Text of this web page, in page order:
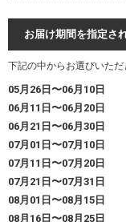
お届け期間を指定さ
下記の中からお選びいただ
05月26日〜06月10日
06月11日〜06月20日
06月21日〜06月30日
07月01日〜07月10日
07月11日〜07月20日
07月21日〜07月31日
08月01日〜08月15日
08月16日〜08月25日